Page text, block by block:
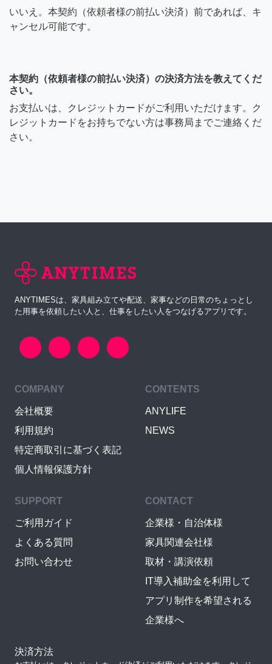
いいえ。本契約（依頼者様の前払い決済）前であれば、キ
ャンセル可能です。
本契約（依頼者様の前払い決済）の決済方法を教えてくだ
さい。
お支払いは、クレジットカードがご利用いただけます。ク
レジットカードをお持ちでない方は事務局までご連絡くだ
さい。
ANYTIMESは、家具組み立てや配送、家事などの日常のちょっとし
た用事を依頼したい人と、仕事をしたい人をつなげるアプリです。
COMPANY
会社概要
利用規約
特定商取引に基づく表記
個人情報保護方針
CONTENTS
ANYLIFE
NEWS
SUPPORT
ご利用ガイド
よくある質問
お問い合わせ
CONTACT
企業様・自治体様
家具関連会社様
取材・講演依頼
IT導入補助金を利用して
アプリ制作を希望される
企業様へ
決済方法